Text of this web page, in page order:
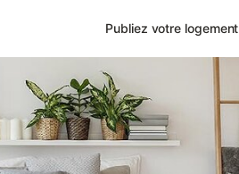
Publiez votre logement